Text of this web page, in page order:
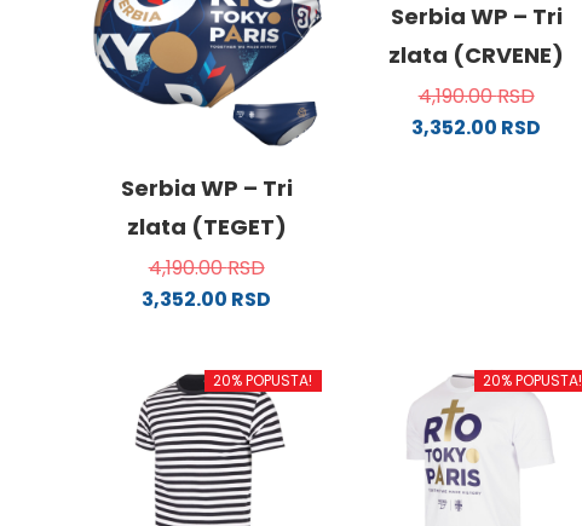
Serbia WP – Tri
zlata (TEGET)
4,190.00RSD
3,352.00 RSD
ima
više
varijanti.
Opcije
mogu
Serbia WP – Tri
zlata (CRVENE)
4,190.00RSD
3,352.00 RSD
izabrane
na
stranici
proizvoda.
20% POPUSTA! 20% POPUSTA!